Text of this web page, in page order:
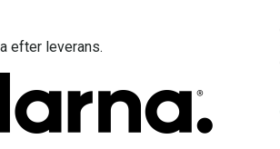
efter leverans.